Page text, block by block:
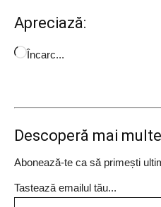
Apreciază:
Încarc...
Descoperă mai
Abonează-te ca să primești
Tastează emailul tău...